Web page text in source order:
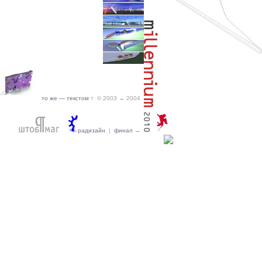
то же — текстом ↑ © 2003 → 2004
радизайн | финал →